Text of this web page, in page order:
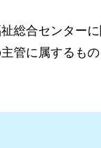
総合センターに
管に属するもの